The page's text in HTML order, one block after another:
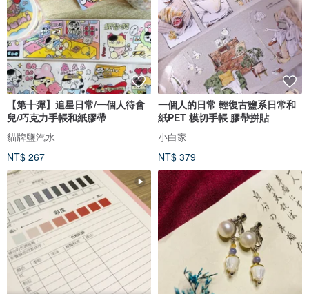
【第十彈】追星日常/一個人待會
兒/巧克力手帳和紙膠帶
貓牌鹽汽水
NT$ 267
一個人的日常 輕復古鹽系日常和
紙PET 模切手帳 膠帶拼貼
小白家
NT$ 379